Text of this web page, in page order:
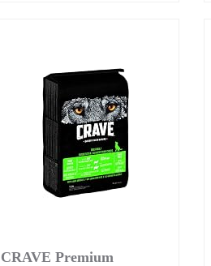
CRAVE Premium